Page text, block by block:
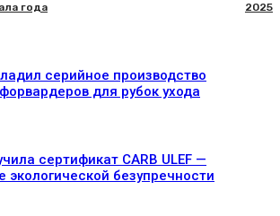
года
2025
серийное производство
для рубок ухода
сертификат CARB ULEF —
экологической безупречности